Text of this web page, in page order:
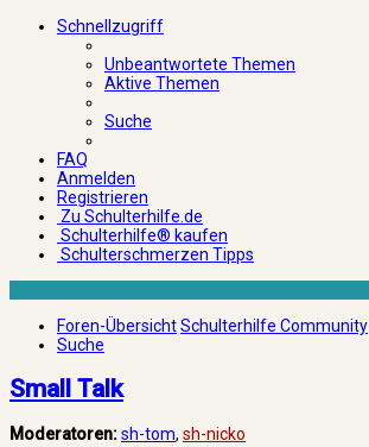
Schnellzugriff
Unbeantwortete Themen
Aktive Themen
Suche
FAQ
Anmelden
Registrieren
Zu Schulterhilfe.de
Schulterhilfe® kaufen
Schulterschmerzen Tipps
Foren-ÜbersichtSchulterhilfe Community
Suche
Small Talk
Moderatoren:sh-tom, sh-nicko